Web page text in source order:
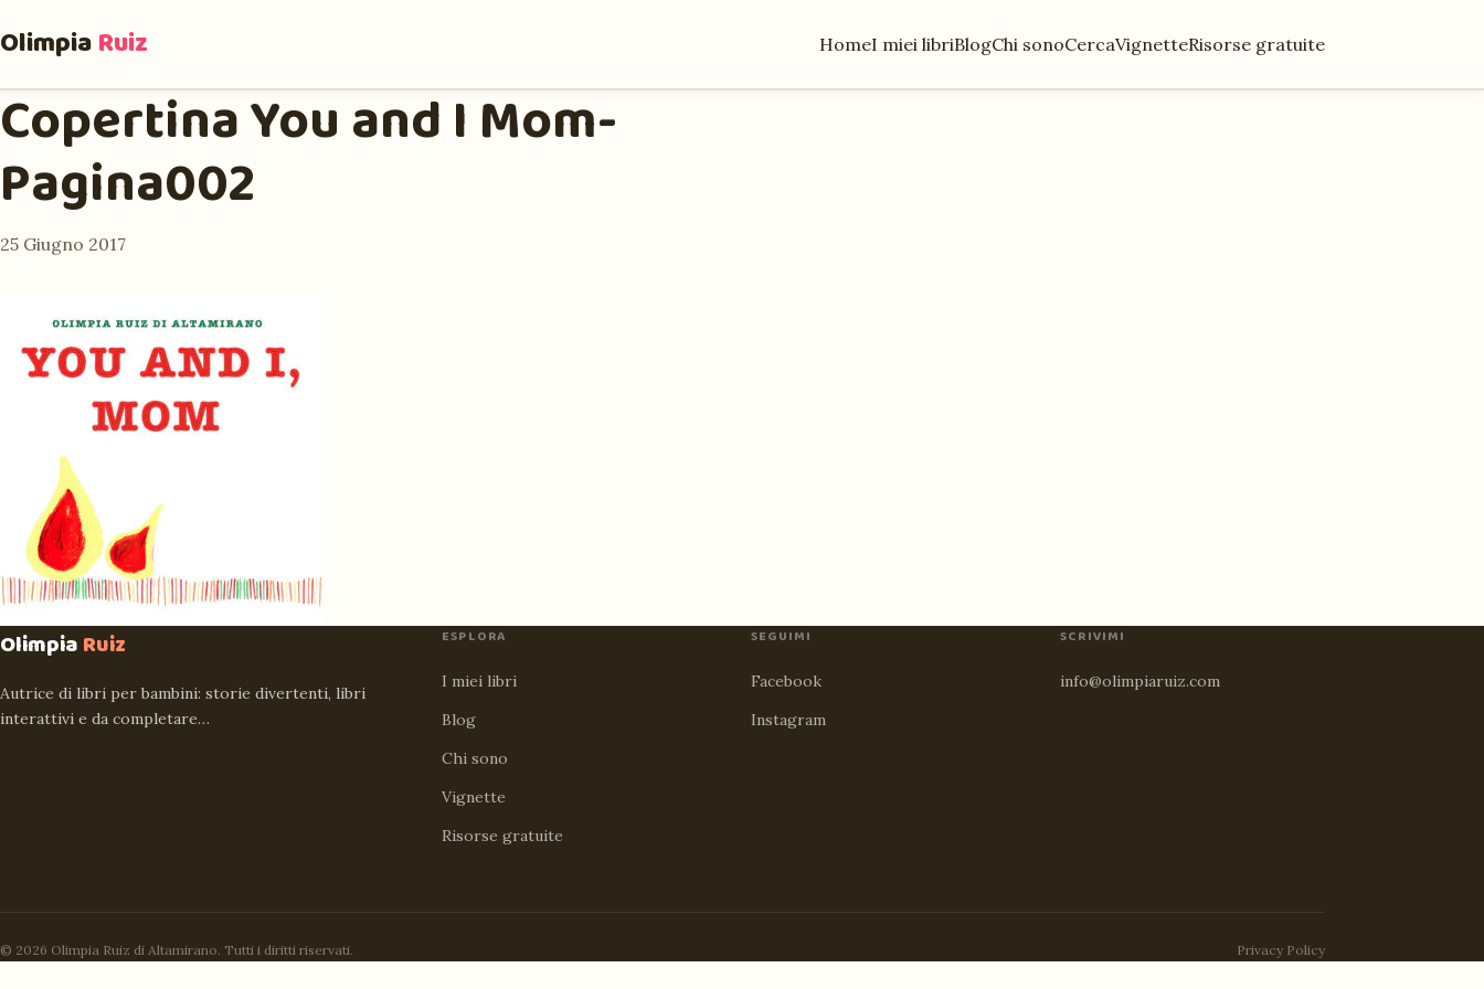
OlimpiaRuiz HomeI miei libriBlogChi sonoCercaVignetteRisorse gratuite
Copertina You and I Mom-
Pagina002
25 Giugno 2017
OlimpiaRuiz
Autrice di libri per bambini: storie divertenti, libri
interattivi e da completare…
ESPLORA
I miei libri
Blog
Chi sono
Vignette
Risorse gratuite
SEGUIMI
Facebook
Instagram
SCRIVIMI
info@olimpiaruiz.com
© 2026 Olimpia Ruiz di Altamirano. Tutti i diritti riservati. Privacy Policy